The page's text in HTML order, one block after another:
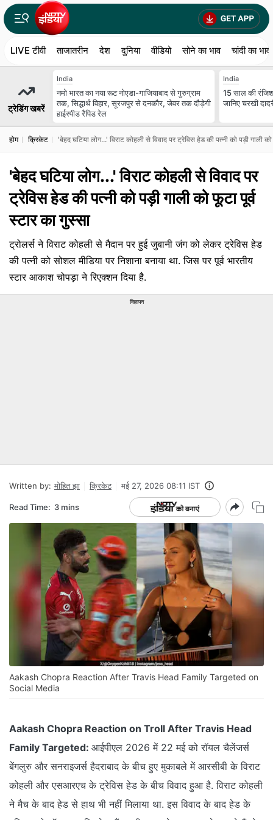
LIVE टीवी ताजातरीन देश दुनिया वीडियो सोने का भाव चांदी का भाव
ट्रेडिंग खबरें
India
नमो भारत का नया रूट नोएडा-गाजियाबाद से गुरुग्राम
तक, सिद्धार्थ विहार, सूरजपुर से दनकौर, जेवर तक दौड़ेगी
हाईस्पीड रैपिड रेल
India
15 साल की
जानिए चरखी
होम क्रिकेट 'बेहद घटिया लोग...' विराट कोहली से विवाद पर ट्रेविस हेड की पत्नी को पड़ी गाली
'बेहद घटिया लोग...' विराट कोहली से विवाद पर
ट्रेविस हेड की पत्नी को पड़ी गाली को फूटा पूर्व
स्टार का गुस्सा
ट्रोलर्स ने विराट कोहली से मैदान पर हुई जुबानी जंग को लेकर ट्रेविस हेड
की पत्नी को सोशल मीडिया पर निशाना बनाया था. जिस पर पूर्व भारतीय
स्टार आकाश चोपड़ा ने रिएक्शन दिया है.
विज्ञापन
Written by: मोहित झा क्रिकेट मई 27, 2026 08:11 IST
Read Time: 3 mins
Aakash Chopra Reaction After Travis Head Family Targeted on
Social Media
Aakash Chopra Reaction on Troll After Travis Head
Family Targeted: आईपीएल 2026 में 22 मई को रॉयल चैलेंजर्स
बेंगलुरु और सनराइजर्स हैदराबाद के बीच हुए मुकाबले में आरसीबी के विराट
कोहली और एसआरएच के ट्रेविस हेड के बीच विवाद हुआ है. विराट कोहली
ने मैच के बाद हेड से हाथ भी नहीं मिलाया था. इस विवाद के बाद हेड के